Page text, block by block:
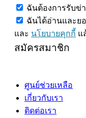
ฉันต้องการรับข่
ฉันได้อ่านและย
และ นโยบายคุกกี้ แ
สมัครสมาชิก
ศูนย์ช่วยเหลือ
เกี่ยวกับเรา
ติดต่อเรา